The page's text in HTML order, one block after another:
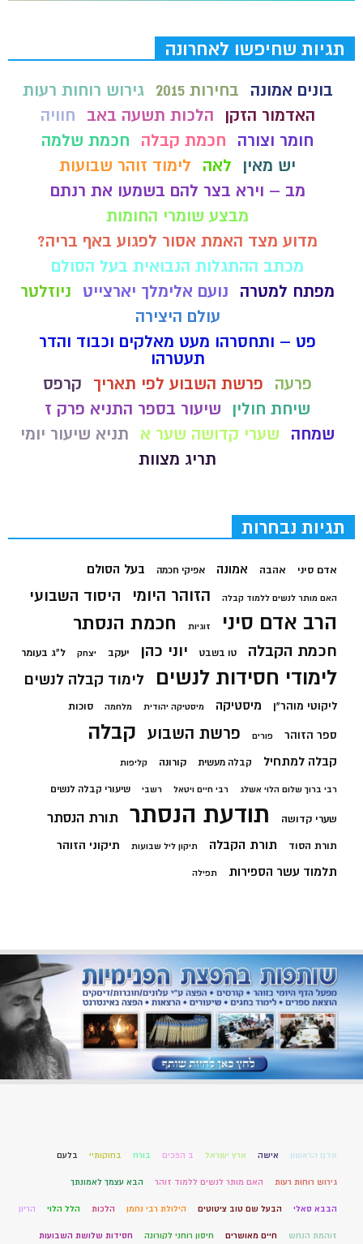
תגיות שחיפשו לאחרונה
בונים אמונה בחירות 2015
גירוש רוחות רעות
האדמור הזקן
הלכות תשעה באב
חוויה
חומר וצורה
חכמת קבלה
חכמת שלמה
יש מאין לאה
לימוד זוהר שבועות
מב – וירא בצר להם בשמעו את רנתם
מבצע שומרי החומות
מדוע מצד האמת אסור לפגוע באף בריה?
מכתב ההתגלות הנבואית בעל הסולם
מפתח למטרה
נועם אלימלך יארצייט
ניוזלטר
עולם היצירה
פט – ותחסרהו מעט מאלקים וכבוד והדר
תעטרהו
פרעה
פרשת השבוע לפי תאריך
קרפס
שיחת חולין
שיעור בספר התניא פרק ז
שמחה
שערי קדושה שער א
תניא שיעור יומי
תריג מצוות
תגיות נבחרות
אדם סיני אהבה אמונה אפיקי חכמה בעל הסולם
האם מותר לנשים ללמוד קבלה הזוהר היומי היסוד השבועי
הרב אדם סיני זוגיות חכמת הנסתר
חכמת הקבלה טו בשבט יוני כהן יעקב יצחק ל"ג בעומר
לימודי חסידות לנשים לימוד קבלה לנשים
ליקוטי מוהר"ן מיסטיקה מיסטיקה יהודית מלחמה סוכות
ספר הזוהר פורים פרשת השבוע קבלה
קבלה למתחיל קבלה מעשית קורונה קליפות
רבי ברוך שלום הלוי אשלג רבי חיים ויטאל רשבי שיעורי קבלה לנשים
שערי קדושה תודעת הנסתר תורת הנסתר
תורת הסוד תורת הקבלה תיקון ליל שבועות תיקוני הזוהר
תלמוד עשר הספירות תפילה
אדם הראשון אישה ארץ ישראל ב הפכים בורח בחוקותיי בלעם
גירוש רוחות רעות האם מותר לנשים ללמוד זוהר הבא עצמך לאמונתך
הבבא סאלי הבעל שם טוב ציטוטים הילולת רבי נחמן הלכות הלל הלוי הריון
זוהמת הנחש חיים מאושרים חיסון רוחני לקורונה חסידות שלושת השבועות